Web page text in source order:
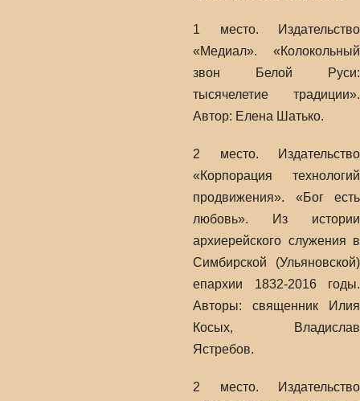
1 место. Издательство
«Медиал». «Колокольный
звон Белой Руси:
тысячелетие традиции».
Автор: Елена Шатько.
2 место. Издательство
«Корпорация технологий
продвижения». «Бог есть
любовь». Из истории
архиерейского служения в
Симбирской (Ульяновской)
епархии 1832-2016 годы.
Авторы: священник Илия
Косых, Владислав
Ястребов.
2 место. Издательство